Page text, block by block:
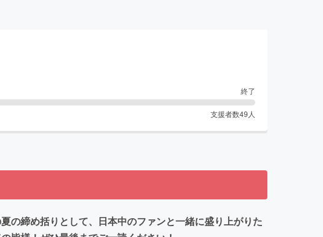
終了
支援者数49 人
の締め括りとして、日本中のファンと一緒に盛り上がりた